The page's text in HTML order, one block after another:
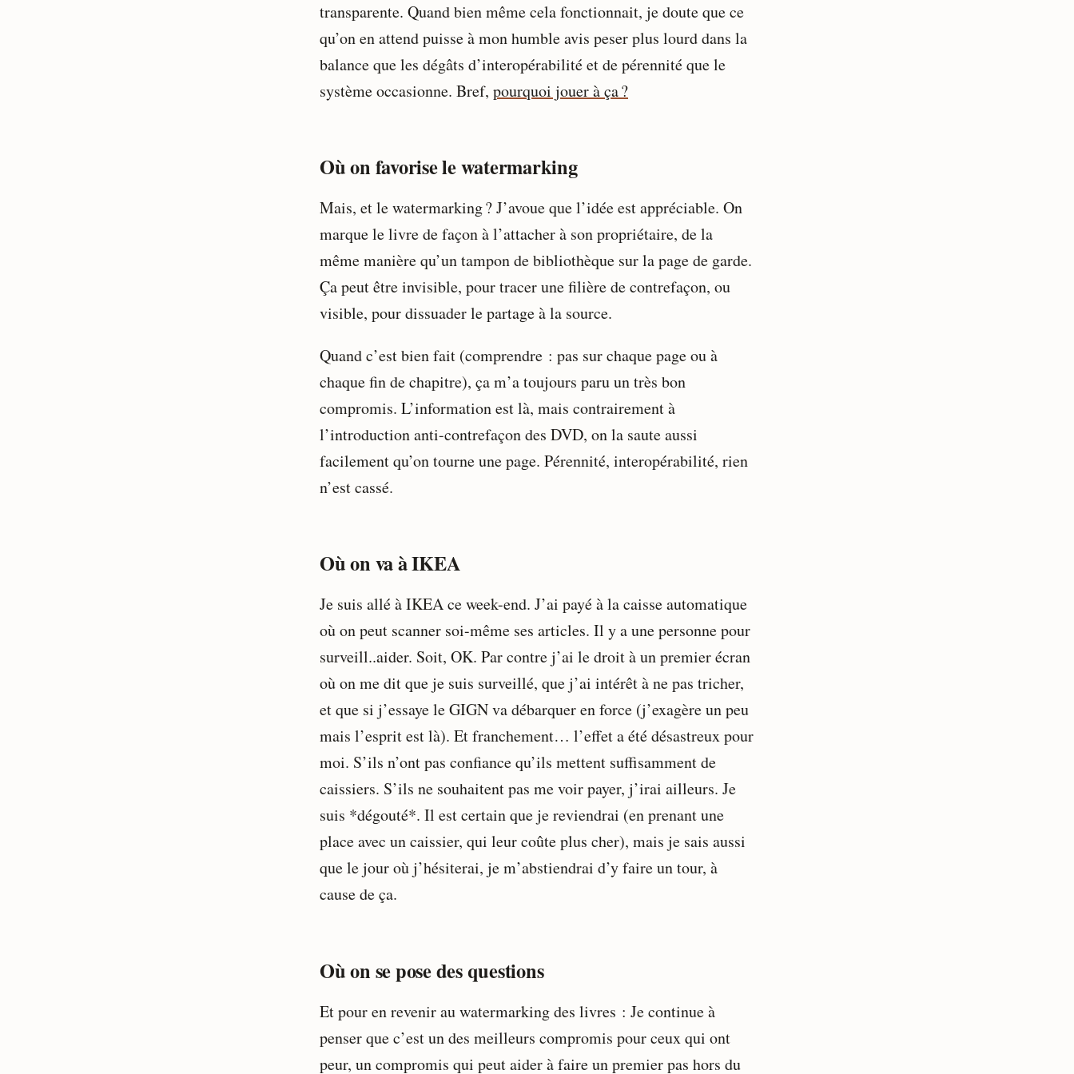
transparente. Quand bien même cela fonctionnait, je doute que ce
qu’on en attend puisse à mon humble avis peser plus lourd dans la
balance que les dégâts d’interopérabilité et de pérennité que le
système occasionne. Bref, pourquoi jouer à ça ?
Où on favorise le watermarking
Mais, et le watermarking ? J’avoue que l’idée est appréciable. On
marque le livre de façon à l’attacher à son propriétaire, de la
même manière qu’un tampon de bibliothèque sur la page de garde.
Ça peut être invisible, pour tracer une filière de contrefaçon, ou
visible, pour dissuader le partage à la source.
Quand c’est bien fait (comprendre : pas sur chaque page ou à
chaque fin de chapitre), ça m’a toujours paru un très bon
compromis. L’information est là, mais contrairement à
l’introduction anti-contrefaçon des DVD, on la saute aussi
facilement qu’on tourne une page. Pérennité, interopérabilité, rien
n’est cassé.
Où on va à IKEA
Je suis allé à IKEA ce week-end. J’ai payé à la caisse automatique
où on peut scanner soi-même ses articles. Il y a une personne pour
surveill..aider. Soit, OK. Par contre j’ai le droit à un premier écran
où on me dit que je suis surveillé, que j’ai intérêt à ne pas tricher,
et que si j’essaye le GIGN va débarquer en force (j’exagère un peu
mais l’esprit est là). Et franchement… l’effet a été désastreux pour
moi. S’ils n’ont pas confiance qu’ils mettent suffisamment de
caissiers. S’ils ne souhaitent pas me voir payer, j’irai ailleurs. Je
suis *dégouté*. Il est certain que je reviendrai (en prenant une
place avec un caissier, qui leur coûte plus cher), mais je sais aussi
que le jour où j’hésiterai, je m’abstiendrai d’y faire un tour, à
cause de ça.
Où on se pose des questions
Et pour en revenir au watermarking des livres : Je continue à
penser que c’est un des meilleurs compromis pour ceux qui ont
peur, un compromis qui peut aider à faire un premier pas hors du